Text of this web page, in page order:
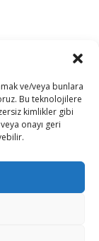
ve/veya bunlara
Bu teknolojilere
kimlikler gibi
onayı geri